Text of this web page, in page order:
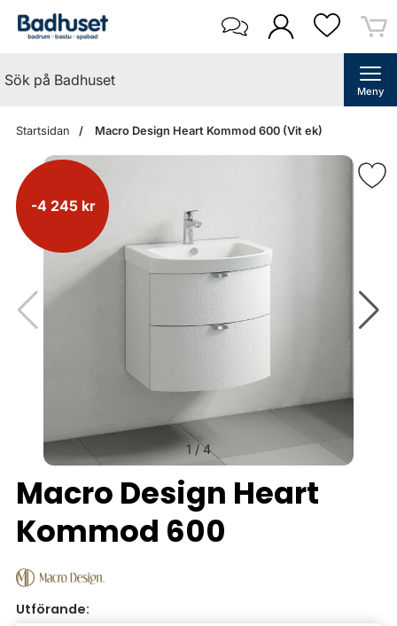
Meny
Startsidan Macro Design Heart Kommod 600 (Vit ek)
-4 245 kr
1/4
Macro Design Heart
Kommod 600
Utförande: